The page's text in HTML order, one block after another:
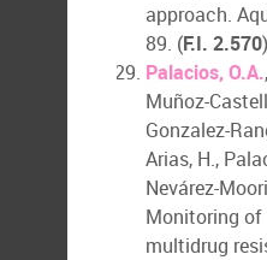
approach.
89. (F.I. 2.570)
Palacios, O.A.
Muñoz-
Gonzalez-
Arias, H.,
Nevárez-
Monitoring
multidrug